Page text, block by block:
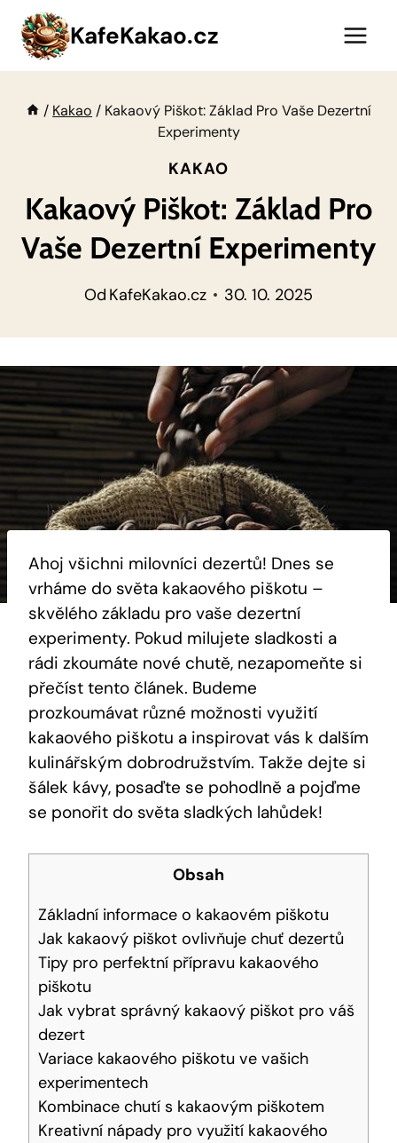
Přeskočit
obsah
KafeKakao.cz
/ Kakao / Kakaový Piškot: Základ Pro Vaše Dezertní
Experimenty
KAKAO
Kakaový Piškot: Základ Pro
Vaše Dezertní Experimenty
Od KafeKakao.cz 30. 10. 2025
Ahoj všichni milovníci dezertů! Dnes se
vrháme do světa kakaového piškotu –
skvělého základu pro vaše dezertní
experimenty. Pokud milujete sladkosti a
rádi zkoumáte nové chutě, nezapomeňte si
přečíst tento článek. Budeme
prozkoumávat různé možnosti využití
kakaového piškotu a inspirovat vás k dalším
kulinářským dobrodružstvím. Takže dejte si
šálek kávy, posaďte se pohodlně a pojďme
se ponořit do světa sladkých lahůdek!
Obsah
Základní informace o kakaovém piškotu
Jak kakaový piškot ovlivňuje chuť dezertů
Tipy pro perfektní přípravu kakaového
piškotu
Jak vybrat správný kakaový piškot pro váš
dezert
Variace kakaového piškotu ve vašich
experimentech
Kombinace chutí s kakaovým piškotem
Kreativní nápady pro využití kakaového